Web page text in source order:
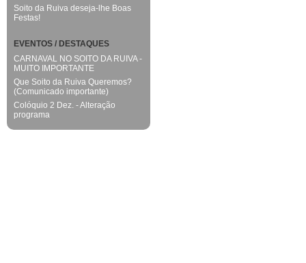
Soito da Ruiva deseja-lhe Boas
Festas!
EVENTOS / DESTAQUES
CARNAVAL NO SOITO DA RUIVA -
MUITO IMPORTANTE
Que Soito da Ruiva Queremos?
(Comunicado importante)
Colóquio 2 Dez. - Alteração
programa